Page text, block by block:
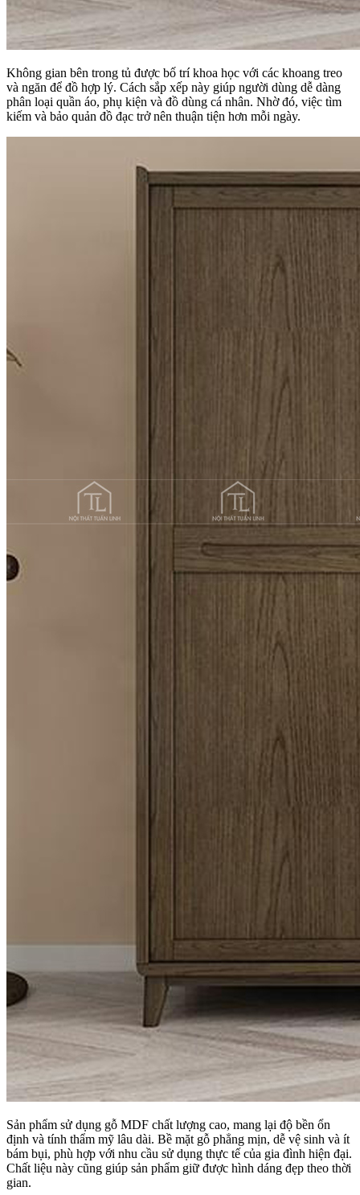
Không gian bên trong tủ được bố trí khoa học với các khoang treo
và ngăn để đồ hợp lý. Cách sắp xếp này giúp người dùng dễ dàng
phân loại quần áo, phụ kiện và đồ dùng cá nhân. Nhờ đó, việc tìm
kiếm và bảo quản đồ đạc trở nên thuận tiện hơn mỗi ngày.
Sản phẩm sử dụng gỗ MDF chất lượng cao, mang lại độ bền ổn
định và tính thẩm mỹ lâu dài. Bề mặt gỗ phẳng mịn, dễ vệ sinh và ít
bám bụi, phù hợp với nhu cầu sử dụng thực tế của gia đình hiện đại.
Chất liệu này cũng giúp sản phẩm giữ được hình dáng đẹp theo thời
gian.